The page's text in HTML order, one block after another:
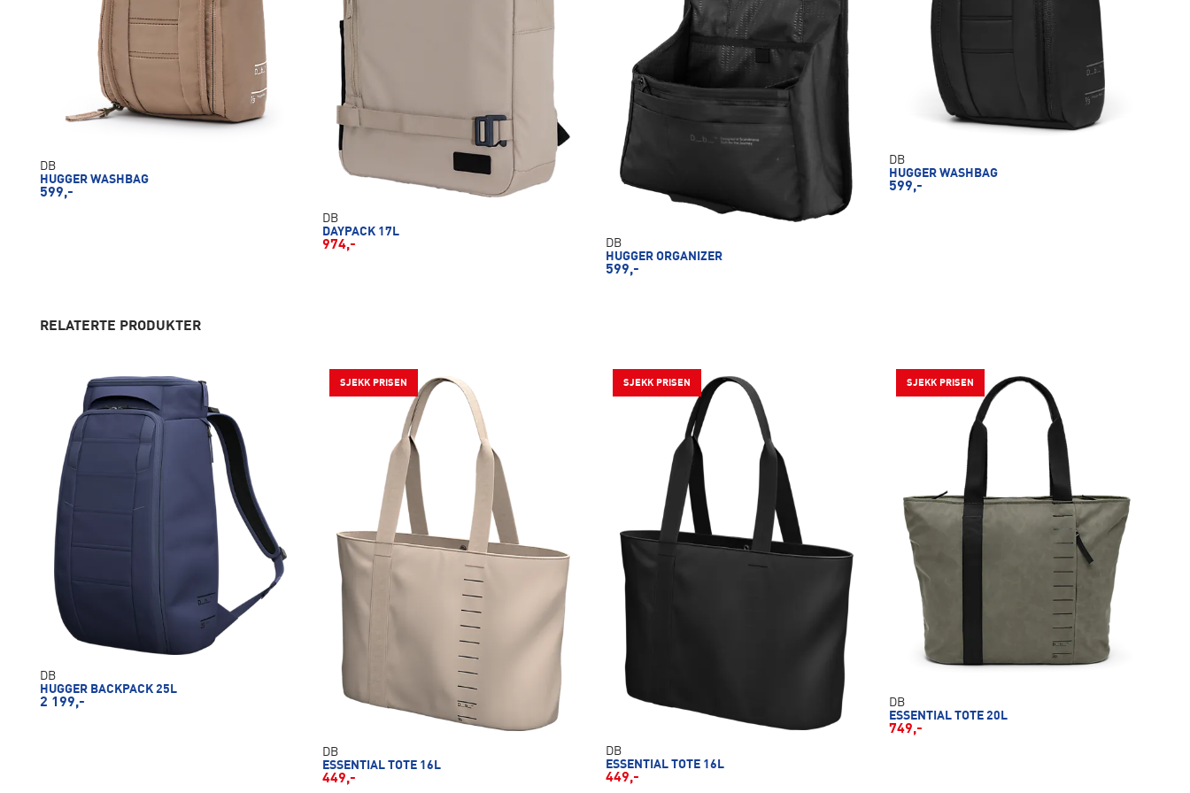
DB
HUGGER WASHBAG
599,-
DB
DAYPACK 17L
974,-
DB
HUGGER ORGANIZER
599,-
DB
HUGGER WASHBAG
599,-
RELATERTE PRODUKTER
DB
HUGGER BACKPACK 25L
2 199,-
SJEKK PRISEN
DB
ESSENTIAL TOTE 16L
449,-
SJEKK PRISEN
DB
ESSENTIAL TOTE 16L
449,-
SJEKK PRISEN
DB
ESSENTIAL TOTE 20L
749,-